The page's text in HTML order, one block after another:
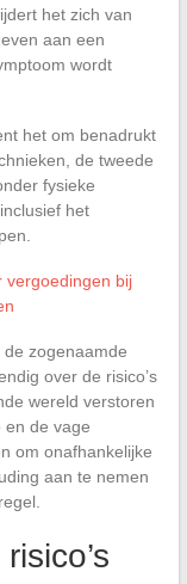
het zich van
aan een
wordt
het om benadrukt
de tweede
fysieke
het
vergoedingen bij
zogenaamde
over de risico’s
wereld verstoren
en de vage
om onafhankelijke
aan te nemen